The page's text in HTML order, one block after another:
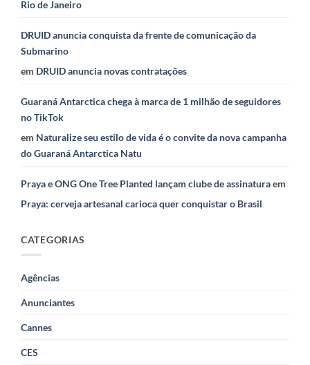
Rio de Janeiro
DRUID anuncia conquista da frente de comunicação da
Submarino
em DRUID anuncia novas contratações
Guaraná Antarctica chega à marca de 1 milhão de seguidores
no TikTok
em Naturalize seu estilo de vida é o convite da nova campanha
do Guaraná Antarctica Natu
Praya e ONG One Tree Planted lançam clube de assinaturaem
Praya: cerveja artesanal carioca quer conquistar o Brasil
CATEGORIAS
Agências
Anunciantes
Cannes
CES